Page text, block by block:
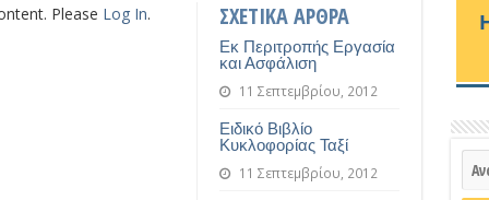
ΣΧΕΤΙΚΑ ΑΡΘΡΑ
Εκ Περιτροπής Εργασία
και Ασφάλιση
11 Σεπτεμβρίου, 2012
Ειδικό Βιβλίο
Κυκλοφορίας Ταξί
11 Σεπτεμβρίου, 2012
Please Log In.